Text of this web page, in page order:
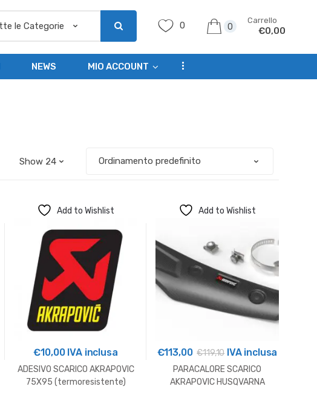
0 0
Carrello
€0,00
NEWS MIO ACCOUNT ...
Add to Wishlist
€10,00IVA inclusa
ADESIVO SCARICO AKRAPOVIC
75X95 (termoresistente)
Add to Wishlist
€113,00 €119,10 IVA inclusa
PARACALORE SCARICO
AKRAPOVIC HUSQVARNA